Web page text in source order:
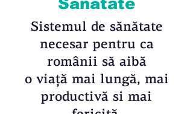
Sistemul de sănătate
necesar pentru ca
românii să aibă
o viaţă mai lungă, mai
productivă si mai